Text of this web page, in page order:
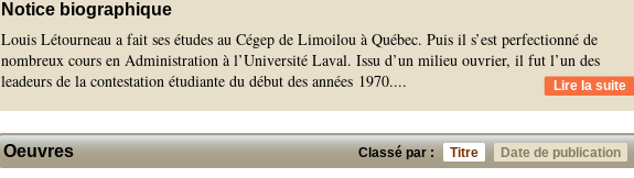
Notice biographique
Louis Létourneau a fait ses études au Cégep de Limoilou à Québec. Puis il s’est perfectionné de
nombreux cours en Administration à l’Université Laval. Issu d’un milieu ouvrier, il fut l’un des
leadeurs de la contestation étudiante du début des années 1970.... Lire la suite
Classé par : Titre Date de publication
Oeuvres